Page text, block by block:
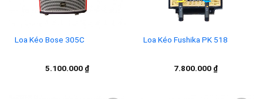
Loa Kéo Bose 305C
5.100.000 ₫
Loa Kéo Fushika PK 518
7.800.000 ₫